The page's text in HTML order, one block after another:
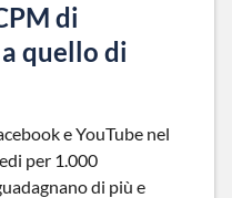
di
quello di
e YouTube nel
per 1.000
di più e